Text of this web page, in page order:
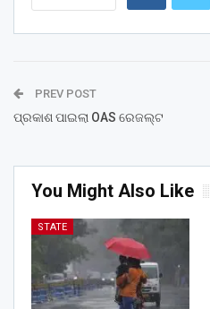
PREV POST
ପ୍ରକାଶ ପାଇଲା OAS ରେଜଲ୍ଟ
You Might Also Like
STATE